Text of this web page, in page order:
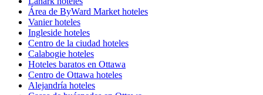
Área de ByWard Market hoteles
Vanier hoteles
Ingleside hoteles
Centro de la ciudad hoteles
Calabogie hoteles
Hoteles baratos en Ottawa
Centro de Ottawa hoteles
Alejandría hoteles